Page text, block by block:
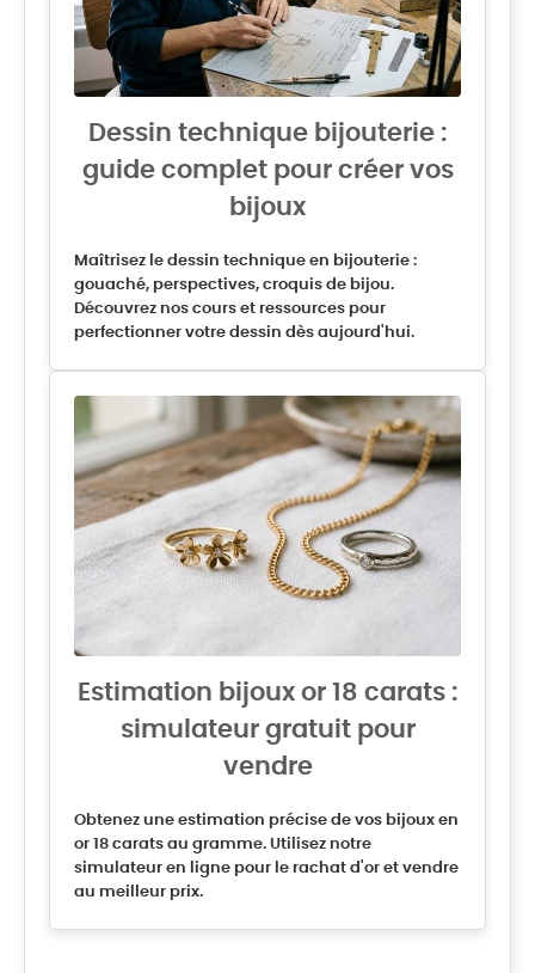
Dessin technique bijouterie :
guide complet pour créer vos
bijoux
Maîtrisez le dessin technique en bijouterie :
gouaché, perspectives, croquis de bijou.
Découvrez nos cours et ressources pour
perfectionner votre dessin dès aujourd'hui.
Estimation bijoux or 18 carats :
simulateur gratuit pour
vendre
Obtenez une estimation précise de vos bijoux en
or 18 carats au gramme. Utilisez notre
simulateur en ligne pour le rachat d'or et vendre
au meilleur prix.